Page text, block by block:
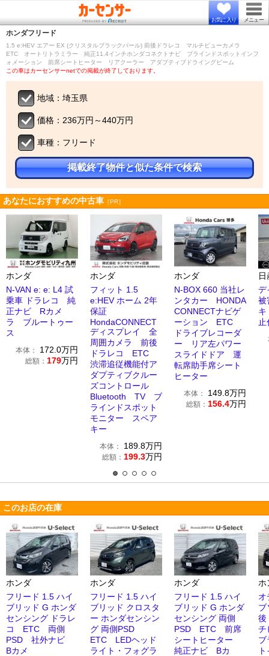
お気に入り メニュー
ホンダフリード
1.5 e:HEV エアー EX (クリスタルブラックパール) 前後ドラレコ マルチビューカメラ
ETC オートリトラミラー 純正11.4インチホンダコネクトナビ ブラインドスポットインフ
ォメーション 前席シートヒーター リアクーラー アダプティブドライングビーム
この車はカーセンサーnetでの掲載が終了しております。
地域：埼玉県
価格：236万円～440万円
車種：フリード
掲載終了物件と似た条件で検索
あなたにおすすめの中古車 ［PR］
ホンダ
N-VAN e: e: L4 試
乗車 ドラレコ 純
正ナビ Rカメ
ラ ブルートゥー
ス
本体： 172.0万円
総額： 179万円
ホンダ
フィット 1.5
e:HEV ホーム 2年
保証
HondaCONNECT
ディスプレイ 全
周囲カメラ 前後
ドラレコ ETC
渋滞追従機能付ア
ダプティブクルー
ズコントロール
Bluetooth TV ブ
ラインドスポット
モニター スペア
キー
本体： 189.8万円
総額： 199.3万円
ホンダ
N-BOX 660 当社レ
ンタカー HONDA
CONNECTナビゲ
ーション ETC
ドライブレコーダ
ー リア左パワー
スライドドア 運
転席助手席シート
ヒーター
本体： 149.8万円
総額： 156.4万円
日
デ
被
このお店の在庫
ホンダ
フリード 1.5 ハイ
ブリッド G ホンダ
センシング ドラレ
コ ETC 両側
PSD 社外ナビ
Bカメ
ホンダ
フリード 1.5 ハイ
ブリッド クロスタ
ー ホンダセンシン
グ 両側PSD
ETC LEDヘッド
ライト・フォグラ
ホンダ
フリード 1.5 ハイ
ブリッド G ホンダ
センシング 両側
PSD ETC 前席
シートヒーター
純正ナビ Bカ
ホ
オ
ブ
後
ブ